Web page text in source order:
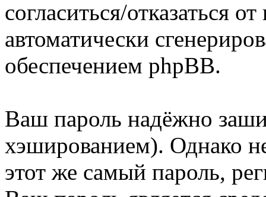
согласиться/отказаться
автоматически
обеспечением phpBB.
Ваш пароль надёжно
хэшированием). Однако
этот же самый пароль,